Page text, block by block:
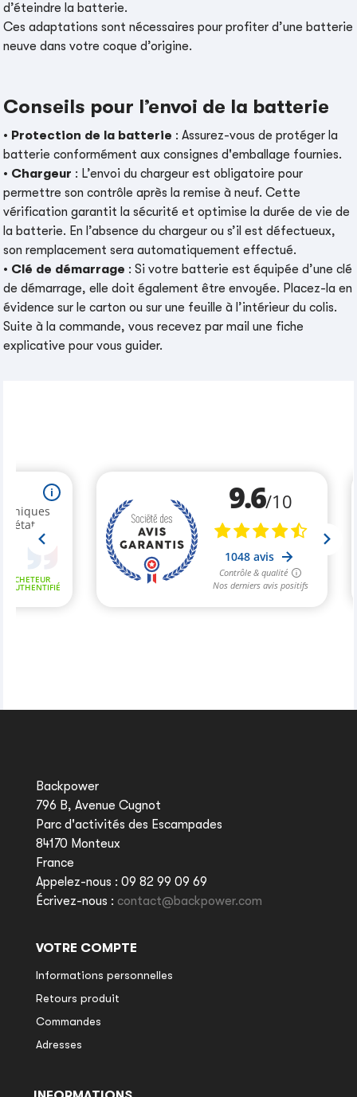
d’éteindre la batterie.
Ces adaptations sont nécessaires pour profiter d’une batterie
neuve dans votre coque d’origine.
Conseils pour l’envoi de la batterie
• Protection de la batterie : Assurez-vous de protéger la
batterie conformément aux consignes d'emballage fournies.
• Chargeur : L’envoi du chargeur est obligatoire pour
permettre son contrôle après la remise à neuf. Cette
vérification garantit la sécurité et optimise la durée de vie de
la batterie. En l’absence du chargeur ou s’il est défectueux,
son remplacement sera automatiquement effectué.
• Clé de démarrage : Si votre batterie est équipée d’une clé
de démarrage, elle doit également être envoyée. Placez-la en
évidence sur le carton ou sur une feuille à l’intérieur du colis.
Suite à la commande, vous recevez par mail une fiche
explicative pour vous guider.
Backpower
796 B, Avenue Cugnot
Parc d'activités des Escampades
84170 Monteux
France
Appelez-nous : 09 82 99 09 69
Écrivez-nous : contact@backpower.com
VOTRE COMPTE
Informations personnelles
Retours produit
Commandes
Adresses